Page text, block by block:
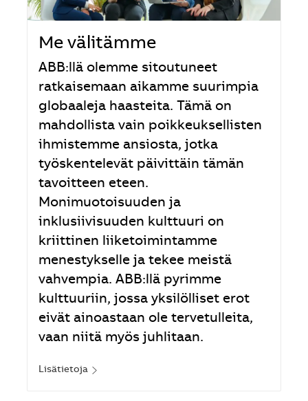
Me välitämme
ABB:llä olemme sitoutuneet
ratkaisemaan aikamme suurimpia
globaaleja haasteita. Tämä on
mahdollista vain poikkeuksellisten
ihmistemme ansiosta, jotka
työskentelevät päivittäin tämän
tavoitteen eteen.
Monimuotoisuuden ja
inklusiivisuuden kulttuuri on
kriittinen liiketoimintamme
menestykselle ja tekee meistä
vahvempia. ABB:llä pyrimme
kulttuuriin, jossa yksilölliset erot
eivät ainoastaan ole tervetulleita,
vaan niitä myös juhlitaan.
Lisätietoja